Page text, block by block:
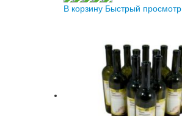
В корзину Быстрый просмотр